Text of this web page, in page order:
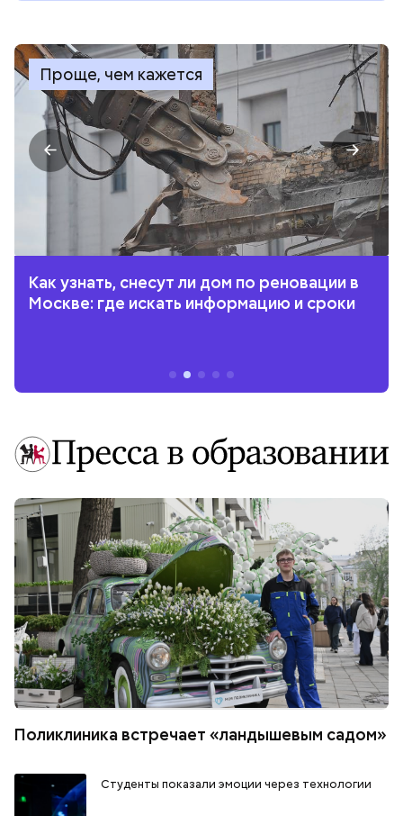
Проще, чем кажется
Как узнать, снесут ли дом по реновации в
Москве: где искать информацию и сроки
Поликлиника встречает «ландышевым садом»
Студенты показали эмоции через технологии